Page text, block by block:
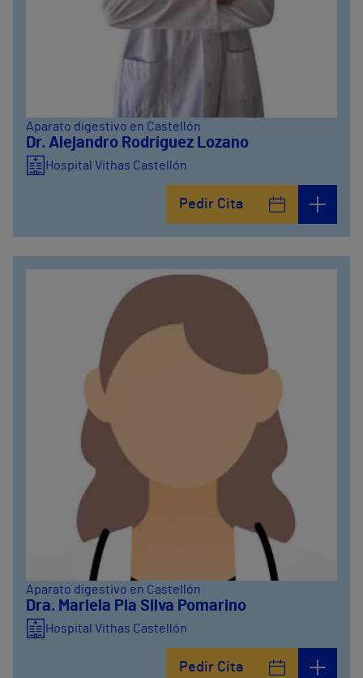
Aparato digestivo en Castellón
Dr. Alejandro Rodríguez Lozano
Hospital Vithas Castellón
Pedir Cita
Aparato digestivo en Castellón
Dra. Mariela Pia Silva Pomarino
Hospital Vithas Castellón
Pedir Cita